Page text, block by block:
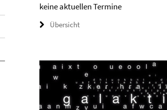
keine aktuellen Termine
Übersicht